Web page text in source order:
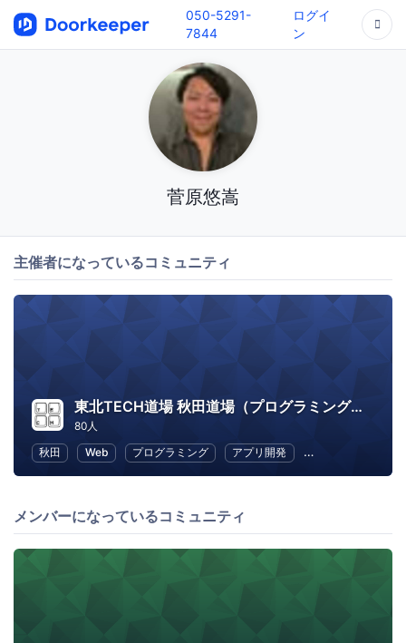
050-5291-
7844
ログイ
ン
菅原悠嵩
主催者になっているコミュニティ
東北TECH道場 秋田道場（プログラミング勉強会）
80人
秋田
Web プログラミング アプリ開発 子供向けプログラ
メンバーになっているコミュニティ